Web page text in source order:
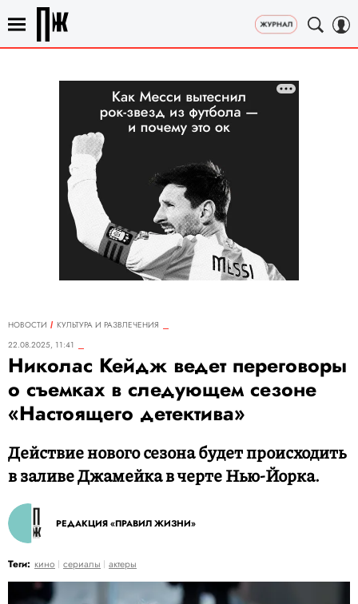
НОВОСТИ
КУЛЬТУРА И РАЗВЛЕЧЕНИЯ
22.08.2025, 11:41
Николас Кейдж ведет переговоры
о съемках в следующем сезоне
«Настоящего детектива»
Действие нового сезона будет происходить
в заливе Джамейка в черте Нью-Йорка.
РЕДАКЦИЯ «ПРАВИЛ ЖИЗНИ»
Теги: кино сериалы актеры